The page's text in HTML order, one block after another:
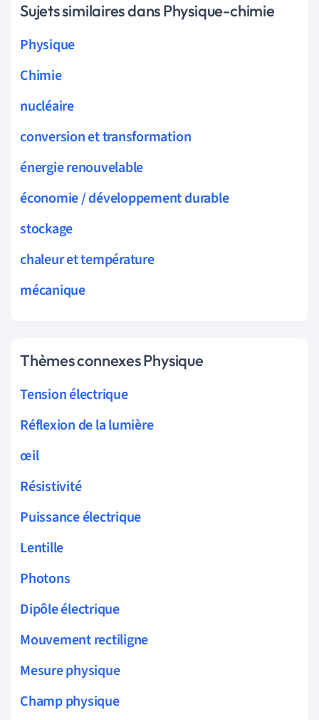
Sujets similaires dans Physique-chimie
Physique
Chimie
nucléaire
conversion et transformation
énergie renouvelable
économie / développement durable
stockage
chaleur et température
mécanique
Thèmes connexes Physique
Tension électrique
Réflexion de la lumière
œil
Résistivité
Puissance électrique
Lentille
Photons
Dipôle électrique
Mouvement rectiligne
Mesure physique
Champ physique